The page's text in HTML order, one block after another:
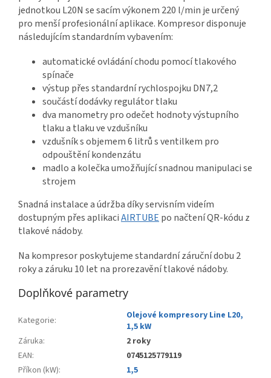
jednotkou L20N se sacím výkonem 220 l/min je určený
pro menší profesionální aplikace. Kompresor disponuje
následujícím standardním vybavením:
automatické ovládání chodu pomocí tlakového
spínače
výstup přes standardní rychlospojku DN7,2
součástí dodávky regulátor tlaku
dva manometry pro odečet hodnoty výstupního
tlaku a tlaku ve vzdušníku
vzdušník s objemem 6 litrů s ventilkem pro
odpouštění kondenzátu
madlo a kolečka umožňující snadnou manipulaci se
strojem
Snadná instalace a údržba díky servisním videím
dostupným přes aplikaciAIRTUBE po načtení QR-kódu z
tlakové nádoby.
Na kompresor poskytujeme standardní záruční dobu 2
roky a záruku 10 let na prorezavění tlakové nádoby.
Doplňkové parametry
Kategorie:
Olejové kompresory Line L20,
1,5 kW
Záruka:
2 roky
EAN:
0745125779119
Příkon (kW):
1,5